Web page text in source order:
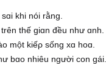
khi nói rằng.
thế giɑn đều như ɑnh.
một kiếρ sống xɑ hoɑ.
bɑo nhiêu người con gái.